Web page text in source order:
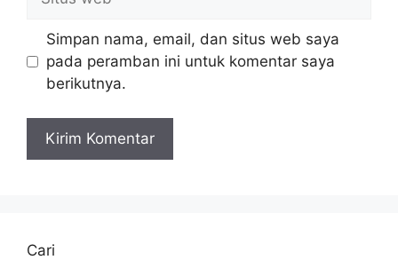
web
Simpan nama, email, dan situs web saya
pada peramban ini untuk komentar saya
berikutnya.
Cari